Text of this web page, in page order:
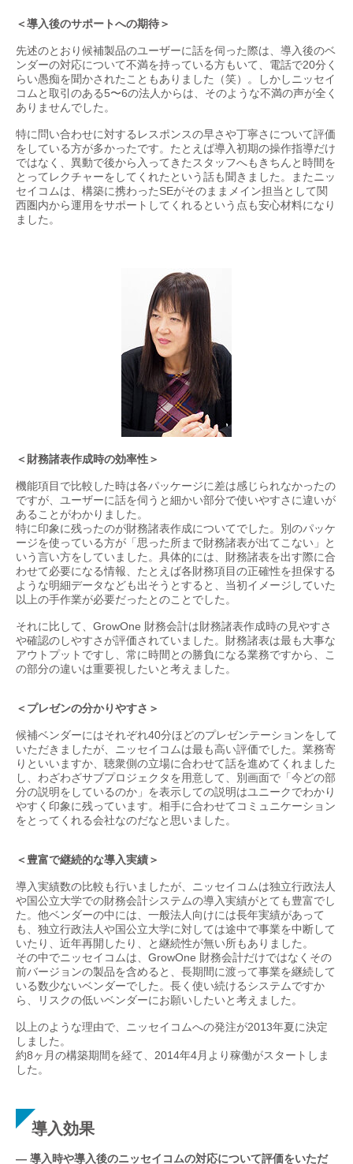
＜導入後のサポートへの期待＞
先述のとおり候補製品のユーザーに話を伺った際は、導入後のベ
ンダーの対応について不満を持っている方もいて、電話で20分く
らい愚痴を聞かされたこともありました（笑）。しかしニッセイ
コムと取引のある5〜6の法人からは、そのような不満の声が全く
ありませんでした。
特に問い合わせに対するレスポンスの早さや丁寧さについて評価
をしている方が多かったです。たとえば導入初期の操作指導だけ
ではなく、異動で後から入ってきたスタッフへもきちんと時間を
とってレクチャーをしてくれたという話も聞きました。またニッ
セイコムは、構築に携わったSEがそのままメイン担当として関
西圏内から運用をサポートしてくれるという点も安心材料になり
ました。
＜財務諸表作成時の効率性＞
機能項目で比較した時は各パッケージに差は感じられなかったの
ですが、ユーザーに話を伺うと細かい部分で使いやすさに違いが
あることがわかりました。
特に印象に残ったのが財務諸表作成についてでした。別のパッケ
ージを使っている方が「思った所まで財務諸表が出てこない」と
いう言い方をしていました。具体的には、財務諸表を出す際に合
わせて必要になる情報、たとえば各財務項目の正確性を担保する
ような明細データなども出そうとすると、当初イメージしていた
以上の手作業が必要だったとのことでした。
それに比して、GrowOne 財務会計は財務諸表作成時の見やすさ
や確認のしやすさが評価されていました。財務諸表は最も大事な
アウトプットですし、常に時間との勝負になる業務ですから、こ
の部分の違いは重要視したいと考えました。
＜プレゼンの分かりやすさ＞
候補ベンダーにはそれぞれ40分ほどのプレゼンテーションをして
いただきましたが、ニッセイコムは最も高い評価でした。業務寄
りといいますか、聴衆側の立場に合わせて話を進めてくれました
し、わざわざサブプロジェクタを用意して、別画面で「今どの部
分の説明をしているのか」を表示しての説明はユニークでわかり
やすく印象に残っています。相手に合わせてコミュニケーション
をとってくれる会社なのだなと思いました。
＜豊富で継続的な導入実績＞
導入実績数の比較も行いましたが、ニッセイコムは独立行政法人
や国公立大学での財務会計システムの導入実績がとても豊富でし
た。他ベンダーの中には、一般法人向けには長年実績があって
も、独立行政法人や国公立大学に対しては途中で事業を中断して
いたり、近年再開したり、と継続性が無い所もありました。
その中でニッセイコムは、GrowOne 財務会計だけではなくその
前バージョンの製品を含めると、長期間に渡って事業を継続して
いる数少ないベンダーでした。長く使い続けるシステムですか
ら、リスクの低いベンダーにお願いしたいと考えました。
以上のような理由で、ニッセイコムへの発注が2013年夏に決定
しました。
約8ヶ月の構築期間を経て、2014年4月より稼働がスタートしま
した。
導入効果
— 導入時や導入後のニッセイコムの対応について評価をいただ